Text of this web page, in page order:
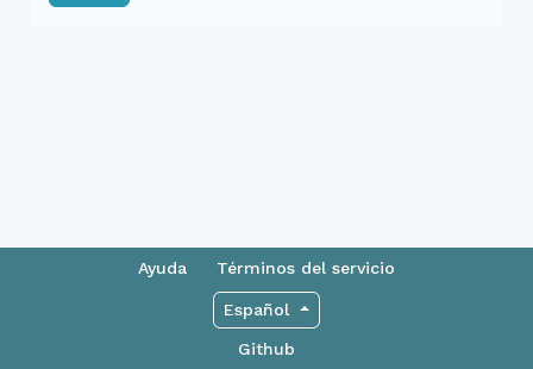
Ayuda Términos del servicio
Español
Github